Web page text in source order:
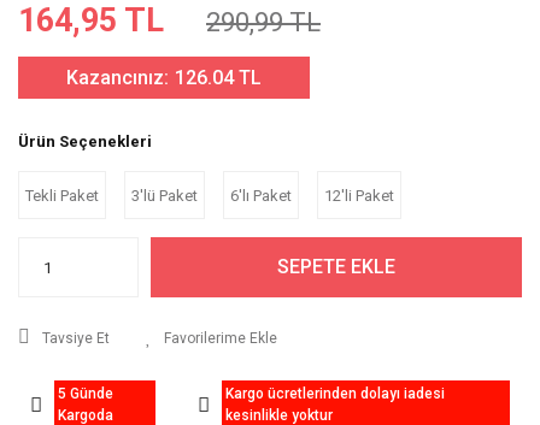
164,95 TL 290,99 TL
Kazancınız: 126.04 TL
Ürün Seçenekleri
Tekli Paket 3'lü Paket 6'lı Paket 12'li Paket
SEPETE EKLE
Tavsiye Et
5 Günde
Kargoda
Kargo ücretlerinden dolayı iadesi
kesinlikle yoktur